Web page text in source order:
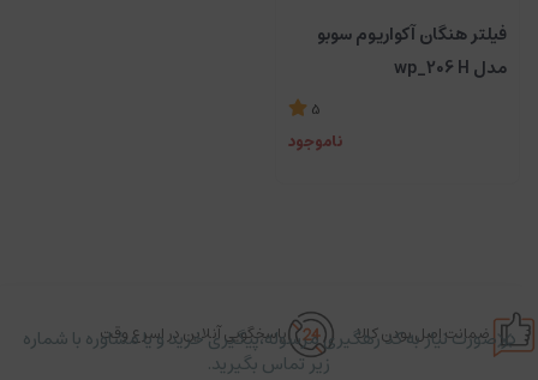
فیلتر هنگان آکواریوم سوبو
مدل wp_206 H
5
ناموجود
ضمانت اصل بودن کالا پاسخگویی آنلاین در اسرع وقت
در صورت نیاز به کد رهگیری مرسوله،پیگیری خرید و یا مشاوره با شماره
زیر تماس بگیرید.